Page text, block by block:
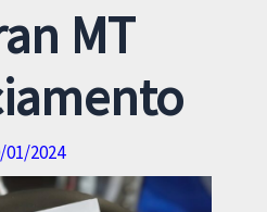
MT
01/2024